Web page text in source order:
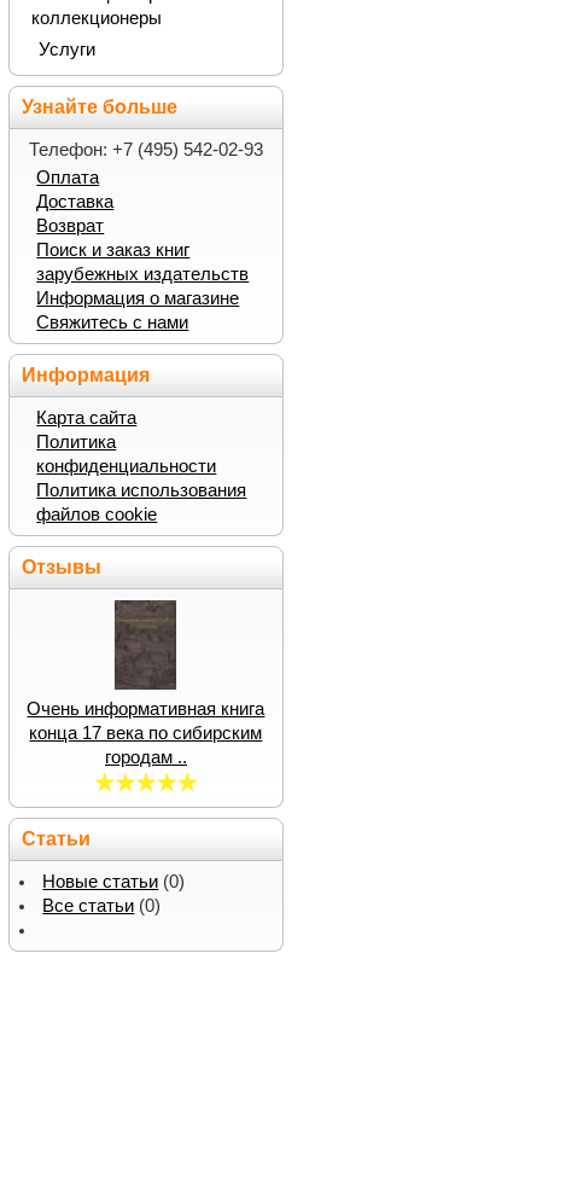
коллекционеры
Услуги
Узнайте больше
Телефон: +7 (495) 542-02-93
Оплата
Доставка
Возврат
Поиск и заказ книг
зарубежных издательств
Информация о магазине
Свяжитесь с нами
Информация
Карта сайта
Политика
конфиденциальности
Политика использования
файлов cookie
Отзывы
Очень информативная книга
конца 17 века по сибирским
городам ..
Статьи
Новые статьи (0)
Все статьи (0)